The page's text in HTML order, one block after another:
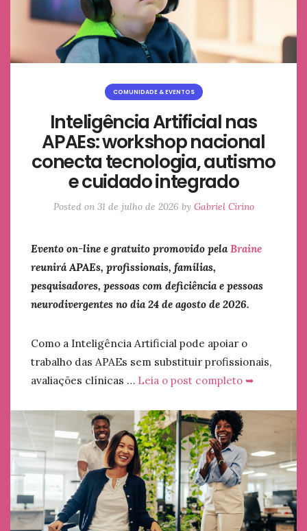
COMUNIDADE & EVENTOS
Inteligência Artificial nas
APAEs: workshop nacional
conecta tecnologia, autismo
e cuidado integrado
Posted on 31 de julho de 2026 by Gabriel Cirino
Evento on-line e gratuito promovido pela Braine
reunirá APAEs, profissionais, famílias,
pesquisadores, pessoas com deficiência e pessoas
neurodivergentes no dia 24 de agosto de 2026.
Como a Inteligência Artificial pode apoiar o
trabalho das APAEs sem substituir profissionais,
avaliações clínicas … Leia o post completo ➥